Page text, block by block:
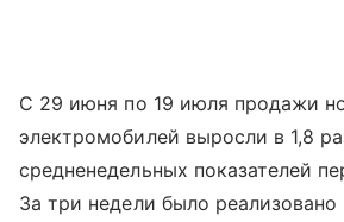
С 29 июня по 19 июля продажи
электромобилей выросли в 1,8
средненедельных показателей
За три недели было реализовано